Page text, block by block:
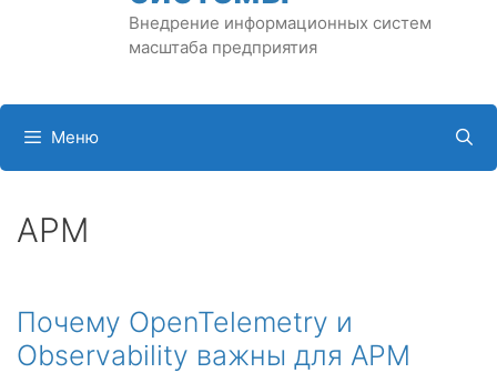
Внедрение информационных систем
масштаба предприятия
Меню
APM
Почему OpenTelemetry и
Observability важны для APM